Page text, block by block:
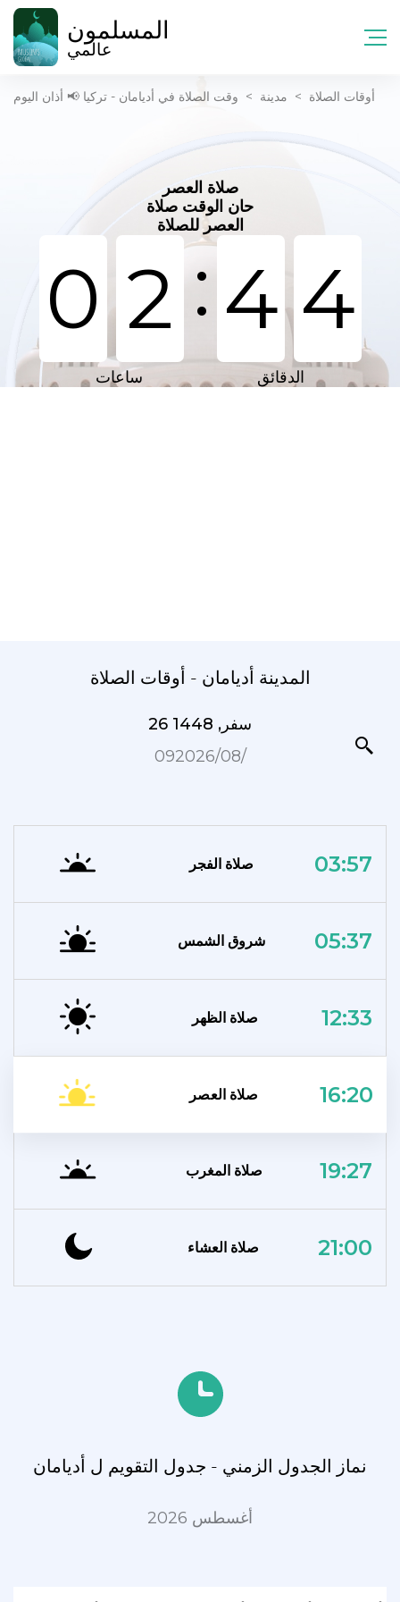
المسلمون
عالمي
أوقات الصلاة > مدينة > وقت الصلاة في أديامان - تركيا 📢 أذان اليوم
صلاة العصر
حان الوقت صلاة
العصر للصلاة
0 2 :4 4
ساعات الدقائق
المدينة أديامان - أوقات الصلاة
26 سفر, 1448
09‏/08‏/2026
صلاة الفجر 03:57
شروق الشمس 05:37
صلاة الظهر 12:33
صلاة العصر 16:20
صلاة المغرب 19:27
صلاة العشاء 21:00
نماز الجدول الزمني - جدول التقويم ل أديامان
أغسطس 2026